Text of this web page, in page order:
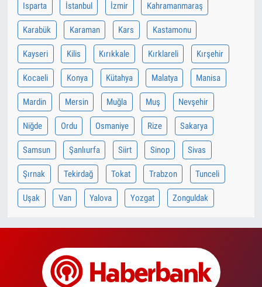
Isparta İstanbul İzmir Kahramanmaraş
Karabük Karaman Kars Kastamonu
Kayseri Kilis Kırıkkale Kırklareli Kırşehir
Kocaeli Konya Kütahya Malatya Manisa
Mardin Mersin Muğla Muş Nevşehir
Niğde Ordu Osmaniye Rize Sakarya
Samsun Şanlıurfa Siirt Sinop Sivas
Şırnak Tekirdağ Tokat Trabzon Tunceli
Uşak Van Yalova Yozgat Zonguldak